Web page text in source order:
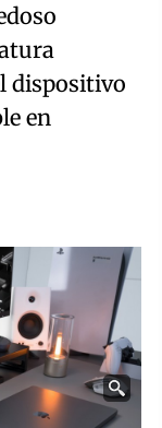
dispositivo
en